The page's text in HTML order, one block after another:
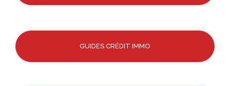
GUIDES CRÉDIT IMMO